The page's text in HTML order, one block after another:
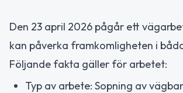
Den 23 april 2026 pågår ett
kan påverka framkomligheten i
Följande fakta gäller för arbetet:
Typ av arbete: Sopning av